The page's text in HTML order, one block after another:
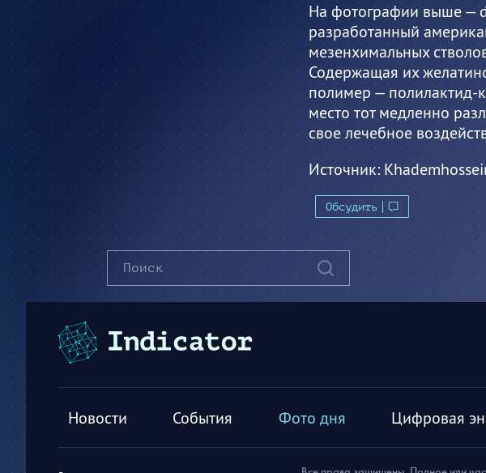
На фотографии выше —
разработанный
мезенхимальных
Содержащая их
полимер — полилактид-
место тот медленно
свое лечебное
Источник:
Обсудить
Новости События Фото дня Цифровая